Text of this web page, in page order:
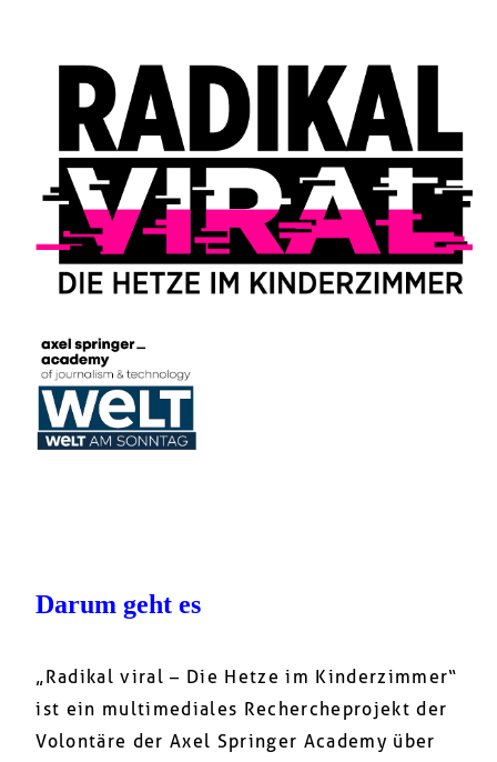
Darum geht es
„Radikal viral – Die Hetze im Kinderzimmer“
ist ein multimediales Rechercheprojekt der
Volontäre der Axel Springer Academy über